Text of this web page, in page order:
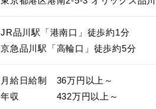
JR品川駅「港南口」徒歩約1分
京急品川駅「高輪口」徒歩約5分
月給日給制　36万円以上～
年収　　　　432万円以上～